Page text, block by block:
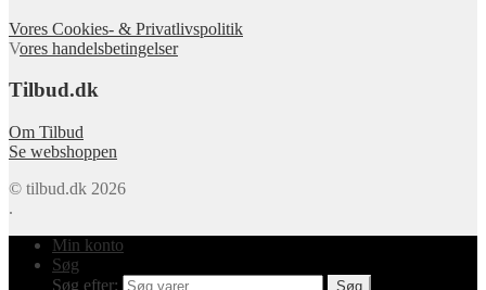
Vores Cookies- & Privatlivspolitik
Vores handelsbetingelser
Tilbud.dk
Om Tilbud
Se webshoppen
© tilbud.dk 2026
.
Min konto
Søg
Søg efter:
Søg